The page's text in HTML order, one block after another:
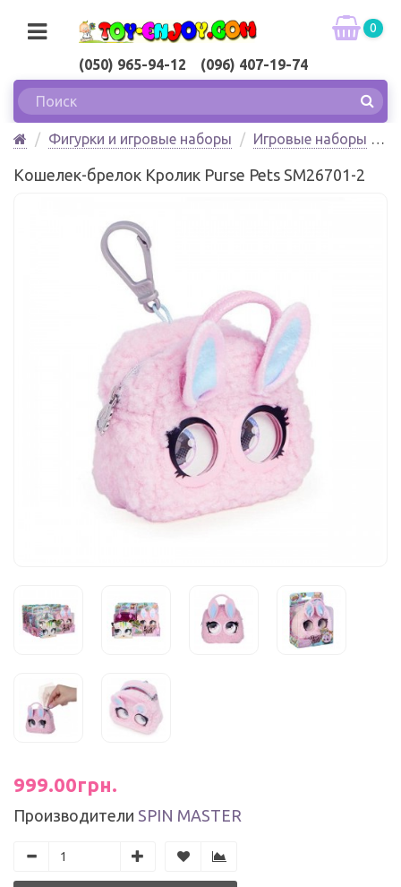
(050) 965-94-12 (096) 407-19-74
0
Фигурки и игровые наборы
Игровые наборы
Кошелек-брелок Кролик Purse Pets SM26701-2
999.00грн.
Производители SPIN MASTER